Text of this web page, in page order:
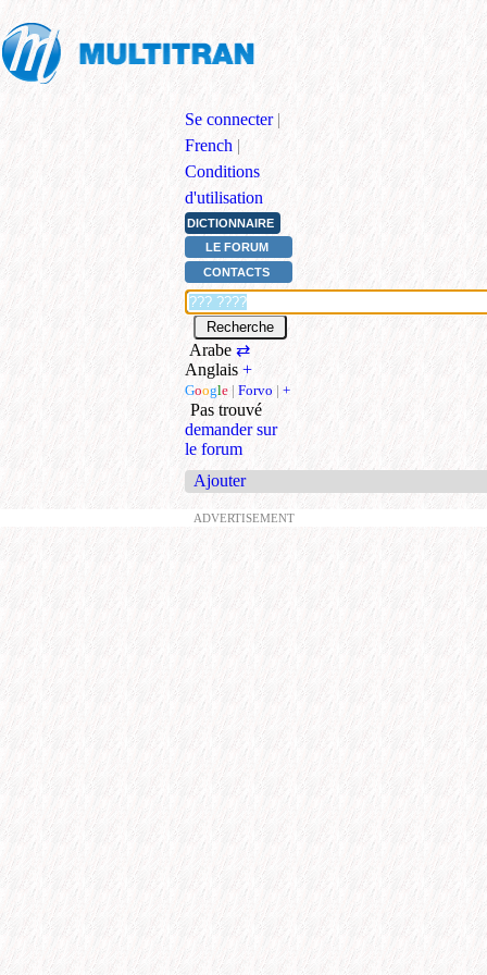
Se connecter |
French |
Conditions
d'utilisation
DICTIONNAIRE
LE FORUM
CONTACTS
Arabe ⇄
Anglais +
Google | Forvo | +
Pas trouvé
demander sur
le forum
Ajouter
ADVERTISEMENT